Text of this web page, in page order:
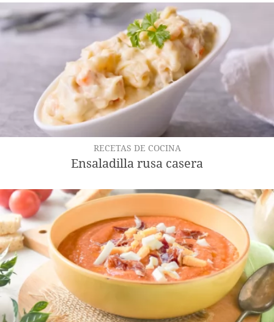
RECETAS DE COCINA
Ensaladilla rusa casera